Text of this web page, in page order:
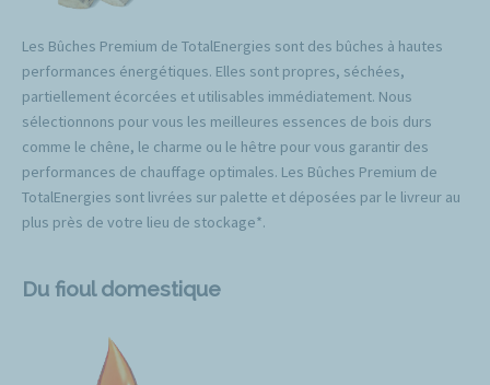
Les Bûches Premium de TotalEnergies sont des bûches à hautes
performances énergétiques. Elles sont propres, séchées,
partiellement écorcées et utilisables immédiatement. Nous
sélectionnons pour vous les meilleures essences de bois durs
comme le chêne, le charme ou le hêtre pour vous garantir des
performances de chauffage optimales. Les Bûches Premium de
TotalEnergies sont livrées sur palette et déposées par le livreur au
plus près de votre lieu de stockage*.
Du fioul domestique